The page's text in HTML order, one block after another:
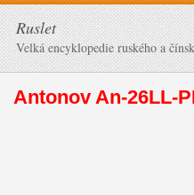
Ruslet
Velká encyklopedie ruského a
Antonov An-26LL-